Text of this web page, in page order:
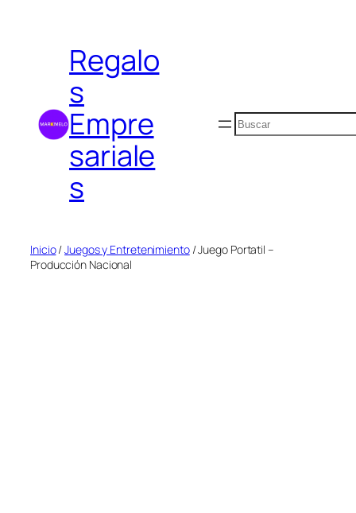
contenidoRegalo
s
Empre
sariale
s
Buscar
Inicio/Juegos y Entretenimiento/ Juego Portatil –
Producción Nacional